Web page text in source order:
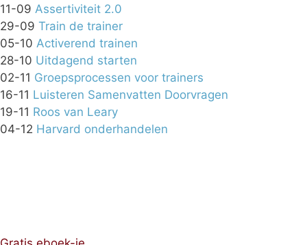
11-09 Assertiviteit 2.0
29-09 Train de trainer
05-10 Activerend trainen
28-10 Uitdagend starten
02-11 Groepsprocessen voor trainers
16-11 Luisteren Samenvatten Doorvragen
19-11 Roos van Leary
04-12 Harvard onderhandelen